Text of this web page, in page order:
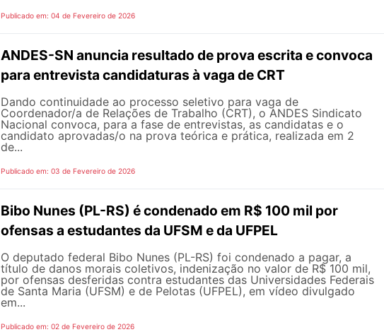
Publicado em: 04 de Fevereiro de 2026
ANDES-SN anuncia resultado de prova escrita e convoca
para entrevista candidaturas à vaga de CRT
Dando continuidade ao processo seletivo para vaga de
Coordenador/a de Relações de Trabalho (CRT), o ANDES Sindicato
Nacional convoca, para a fase de entrevistas, as candidatas e o
candidato aprovadas/o na prova teórica e prática, realizada em 2
de...
Publicado em: 03 de Fevereiro de 2026
Bibo Nunes (PL-RS) é condenado em R$ 100 mil por
ofensas a estudantes da UFSM e da UFPEL
O deputado federal Bibo Nunes (PL-RS) foi condenado a pagar, a
título de danos morais coletivos, indenização no valor de R$ 100 mil,
por ofensas desferidas contra estudantes das Universidades Federais
de Santa Maria (UFSM) e de Pelotas (UFPEL), em vídeo divulgado
em...
Publicado em: 02 de Fevereiro de 2026